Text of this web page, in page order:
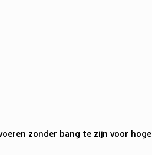
zonder bang te zijn voor hoge